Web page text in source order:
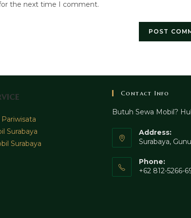
URL
the next time I comment.
Surabaya
Surabaya
Contact Info
Butuh Sewa Mobil?
Address:
Surabaya,
Phone:
+62 812-5266-